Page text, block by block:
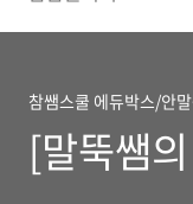
참쌤스쿨 에듀박스/안
[말뚝쌤